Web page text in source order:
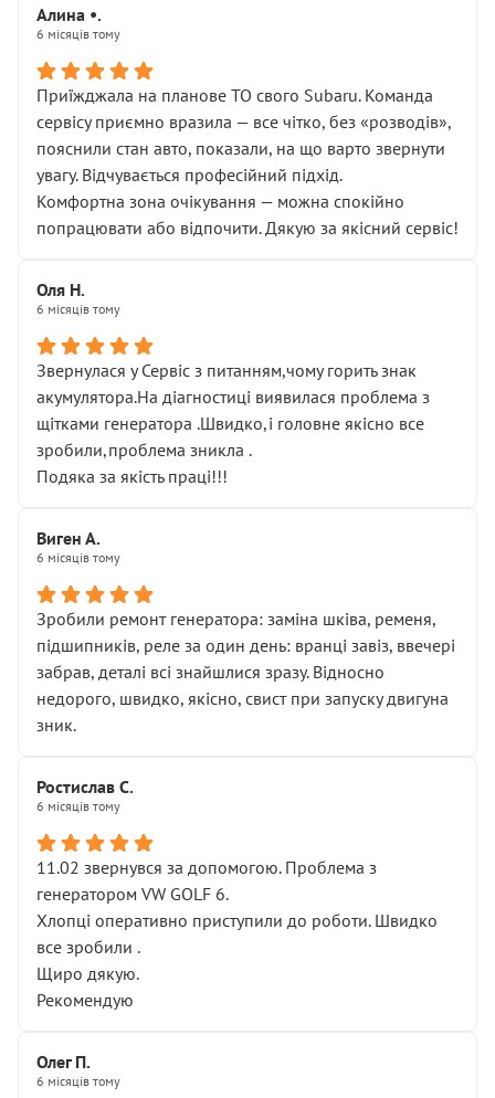
Алина •.
6 місяців тому
Приїжджала на планове ТО свого Subaru. Команда
сервісу приємно вразила — все чітко, без «розводів»,
пояснили стан авто, показали, на що варто звернути
увагу. Відчувається професійний підхід.
Комфортна зона очікування — можна спокійно
попрацювати або відпочити. Дякую за якісний сервіс!
Оля Н.
6 місяців тому
Звернулася у Сервіс з питанням,чому горить знак
акумулятора.На діагностиці виявилася проблема з
щітками генератора .Швидко,і головне якісно все
зробили,проблема зникла .
Подяка за якість праці!!!
Виген А.
6 місяців тому
Зробили ремонт генератора: заміна шківа, ременя,
підшипників, реле за один день: вранці завіз, ввечері
забрав, деталі всі знайшлися зразу. Відносно
недорого, швидко, якісно, свист при запуску двигуна
зник.
Ростислав С.
6 місяців тому
11.02 звернувся за допомогою. Проблема з
генератором VW GOLF 6.
Хлопці оперативно приступили до роботи. Швидко
все зробили .
Щиро дякую.
Рекомендую
Олег П.
6 місяців тому